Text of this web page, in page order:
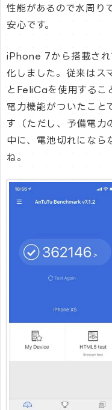
性能があるので水周り
安心です。
iPhone 7から搭載さ
化しました。従来はス
とFeliCaを使用するこ
電力機能がついたこと
す（ただし、予備電力
中に、電池切れになら
ね。